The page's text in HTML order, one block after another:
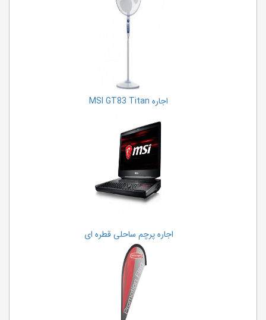
اجاره MSI GT83 Titan
اجاره پرچم ساحلی قطره ای